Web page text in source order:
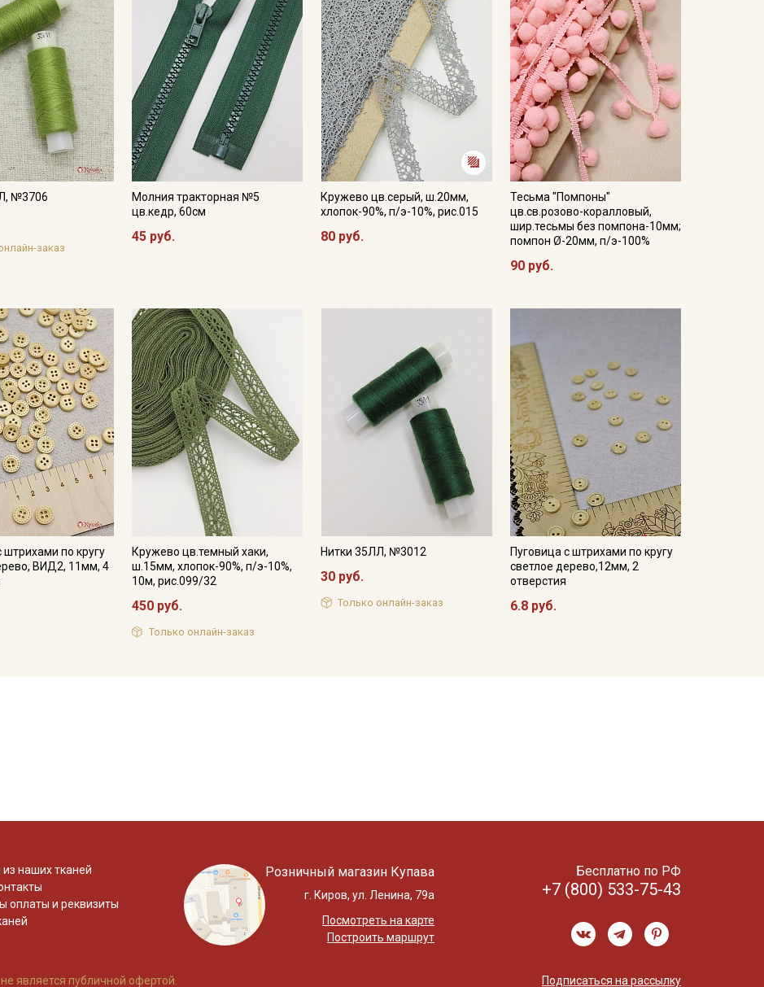
№3706
заказ
Молния тракторная №5
цв.кедр, 60см
45 руб.
Кружево цв.серый, ш.20мм,
хлопок-90%, п/э-10%, рис.015
80 руб.
Тесьма "Помпоны"
цв.св.розово-коралловый,
шир.тесьмы без помпона-10мм;
помпон Ø-20мм, п/э-100%
90 руб.
штрихами по кругу
ВИД2, 11мм, 4
Кружево цв.темный хаки,
ш.15мм, хлопок-90%, п/э-10%,
10м, рис.099/32
450 руб.
Только онлайн-заказ
Нитки 35ЛЛ, №3012
30 руб.
Только онлайн-заказ
Пуговица с штрихами по кругу
светлое дерево,12мм, 2
отверстия
6.8 руб.
наших тканей
оплаты и реквизиты
Розничный магазин Купава
г. Киров, ул. Ленина, 79а
Посмотреть на карте
Построить маршрут
Бесплатно по РФ
+7 (800) 533-75-43
является публичной офертой. Подписаться на рассылку